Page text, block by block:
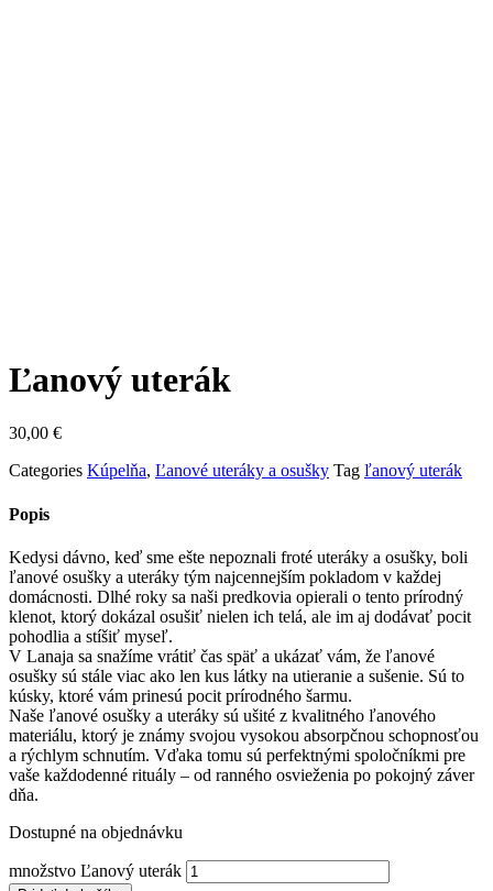
Ľanový uterák
30,00 €
Categories Kúpelňa, Ľanové uteráky a osušky Tag ľanový uterák
Popis
Kedysi dávno, keď sme ešte nepoznali froté uteráky a osušky, boli
ľanové osušky a uteráky tým najcennejším pokladom v každej
domácnosti. Dlhé roky sa naši predkovia opierali o tento prírodný
klenot, ktorý dokázal osušiť nielen ich telá, ale im aj dodávať pocit
pohodlia a stíšiť myseľ.
V Lanaja sa snažíme vrátiť čas späť a ukázať vám, že ľanové
osušky sú stále viac ako len kus látky na utieranie a sušenie. Sú to
kúsky, ktoré vám prinesú pocit prírodného šarmu.
Naše ľanové osušky a uteráky sú ušité z kvalitného ľanového
materiálu, ktorý je známy svojou vysokou absorpčnou schopnosťou
a rýchlym schnutím. Vďaka tomu sú perfektnými spoločníkmi pre
vaše každodenné rituály – od ranného osvieženia po pokojný záver
dňa.
Dostupné na objednávku
množstvo Ľanový uterák